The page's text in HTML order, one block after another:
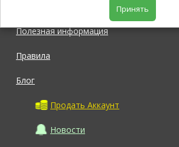
Полезная информация
Правила
Блог
Продать Аккаунт
Новости
Принять